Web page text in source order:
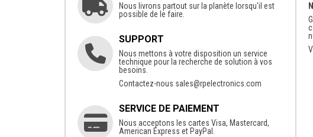
Nous livrons partout sur la planète lorsqu'il est
possible de le faire.
SUPPORT
Nous mettons à votre disposition un service
technique pour la recherche de solution à vos
besoins.
Contactez-nous sales@rpelectronics.com
SERVICE DE PAIEMENT
Nous acceptons les cartes Visa, Mastercard,
American Express et PayPal.